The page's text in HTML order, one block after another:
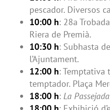
pescador. Diversos
10:00 h: 28a
Riera de Premià.
10:30 h: Subhasta
l’Ajuntament.
12:00 h: Temptativa
temptador. Plaça
18:00 h: La Passejada